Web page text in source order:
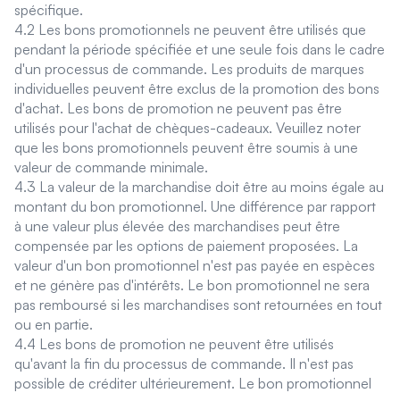
spécifique.
4.2 Les bons promotionnels ne peuvent être utilisés que
pendant la période spécifiée et une seule fois dans le cadre
d'un processus de commande. Les produits de marques
individuelles peuvent être exclus de la promotion des bons
d'achat. Les bons de promotion ne peuvent pas être
utilisés pour l'achat de chèques-cadeaux. Veuillez noter
que les bons promotionnels peuvent être soumis à une
valeur de commande minimale.
4.3 La valeur de la marchandise doit être au moins égale au
montant du bon promotionnel. Une différence par rapport
à une valeur plus élevée des marchandises peut être
compensée par les options de paiement proposées. La
valeur d'un bon promotionnel n'est pas payée en espèces
et ne génère pas d'intérêts. Le bon promotionnel ne sera
pas remboursé si les marchandises sont retournées en tout
ou en partie.
4.4 Les bons de promotion ne peuvent être utilisés
qu'avant la fin du processus de commande. Il n'est pas
possible de créditer ultérieurement. Le bon promotionnel